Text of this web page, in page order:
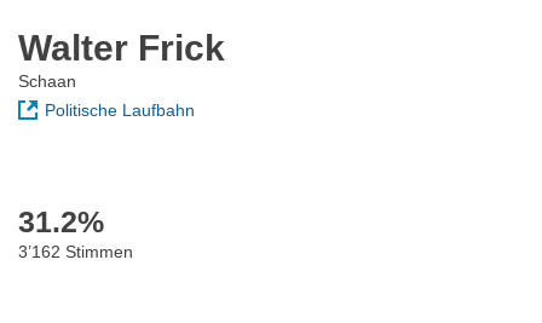
Walter Frick
Schaan
Politische Laufbahn
31.2%
3’162 Stimmen